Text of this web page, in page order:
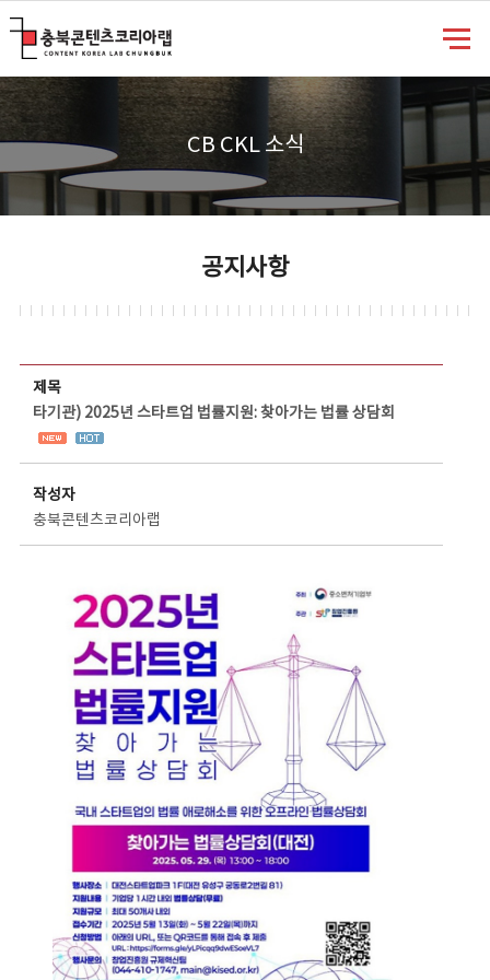
CB CKL 소식
공지사항
제목
타기관) 2025년 스타트업 법률지원: 찾아가는 법률 상담회
작성자
충북콘텐츠코리아랩